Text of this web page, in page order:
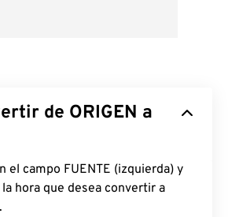
de ORIGEN a
el campo FUENTE (izquierda) y
hora que desea convertir a